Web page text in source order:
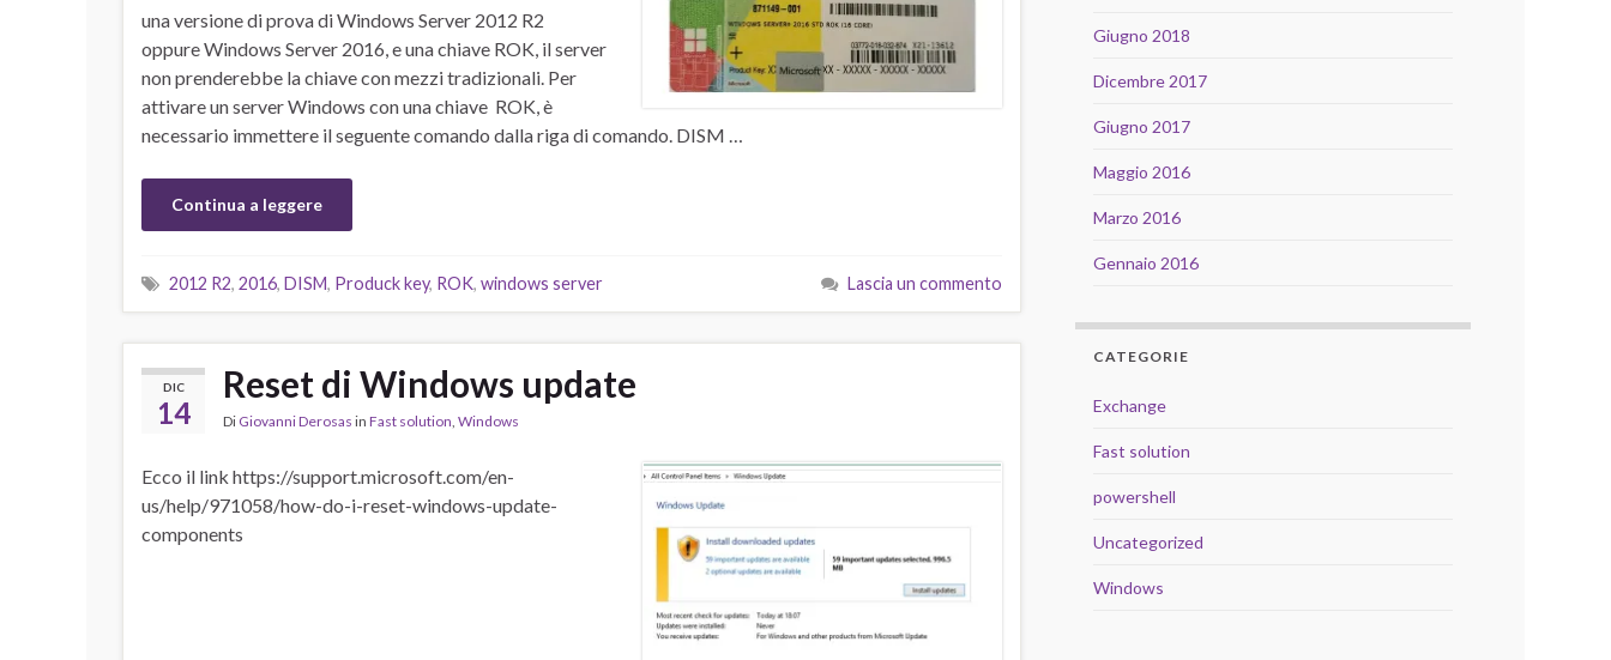
una versione di prova di Windows Server 2012 R2
oppure Windows Server 2016, e una chiave ROK, il server
non prenderebbe la chiave con mezzi tradizionali. Per
attivare un server Windows con una chiave ROK, è
necessario immettere il seguente comando dalla riga di comando. DISM …
Continua a leggere
2012 R2, 2016, DISM, Produck key, ROK, windows server Lascia un commento
DIC
14
Reset di Windows update
Di Giovanni Derosas in Fast solution, Windows
Ecco il link https://support.microsoft.com/en-
us/help/971058/how-do-i-reset-windows-update-
components
Giugno 2018
Dicembre 2017
Giugno 2017
Maggio 2016
Marzo 2016
Gennaio 2016
CATEGORIE
Exchange
Fast solution
powershell
Uncategorized
Windows